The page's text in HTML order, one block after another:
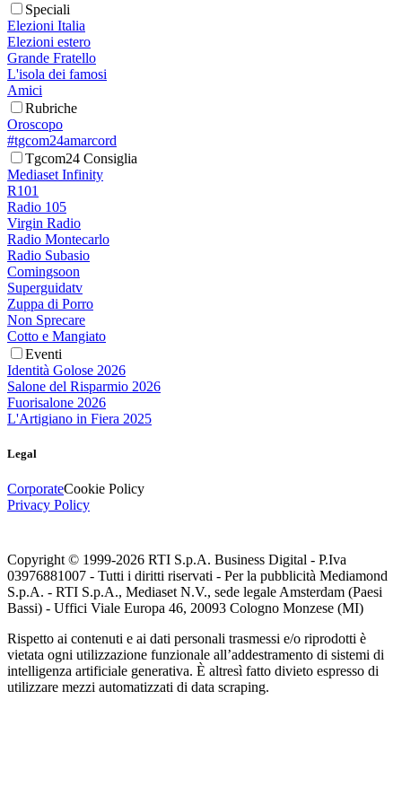
Speciali
Elezioni Italia
Elezioni estero
Grande Fratello
L'isola dei famosi
Amici
Rubriche
Oroscopo
#tgcom24amarcord
Tgcom24 Consiglia
Mediaset Infinity
R101
Radio 105
Virgin Radio
Radio Montecarlo
Radio Subasio
Comingsoon
Superguidatv
Zuppa di Porro
Non Sprecare
Cotto e Mangiato
Eventi
Identità Golose 2026
Salone del Risparmio 2026
Fuorisalone 2026
L'Artigiano in Fiera 2025
Legal
CorporateCookie Policy
Privacy Policy
Copyright © 1999-2026 RTI S.p.A. Business Digital - P.Iva
03976881007 - Tutti i diritti riservati - Per la pubblicità Mediamond
S.p.A. - RTI S.p.A., Mediaset N.V., sede legale Amsterdam (Paesi
Bassi) - Uffici Viale Europa 46, 20093 Cologno Monzese (MI)
Rispetto ai contenuti e ai dati personali trasmessi e/o riprodotti è
vietata ogni utilizzazione funzionale all’addestramento di sistemi di
intelligenza artificiale generativa. È altresì fatto divieto espresso di
utilizzare mezzi automatizzati di data scraping.